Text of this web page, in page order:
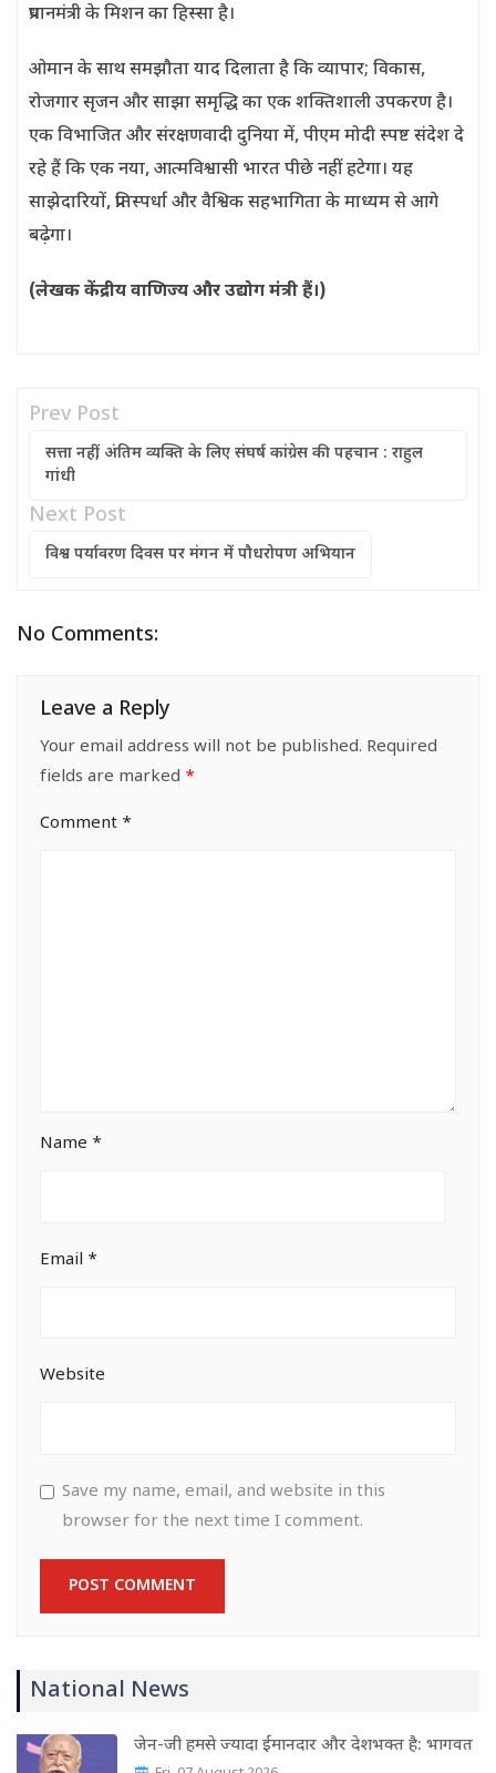
प्रधानमंत्री के मिशन का हिस्सा है।
ओमान के साथ समझौता याद दिलाता है कि व्यापार; विकास,
रोजगार सृजन और साझा समृद्धि का एक शक्तिशाली उपकरण है।
एक विभाजित और संरक्षणवादी दुनिया में, पीएम मोदी स्पष्ट संदेश दे
रहे हैं कि एक नया, आत्मविश्वासी भारत पीछे नहीं हटेगा। यह
साझेदारियों, प्रतिस्पर्धा और वैश्विक सहभागिता के माध्यम से आगे
बढ़ेगा।
(लेखक केंद्रीय वाणिज्य और उद्योग मंत्री हैं।)
Prev Post
सत्ता नहीं, अंतिम व्यक्ति के लिए संघर्ष कांग्रेस की पहचान : राहुल
गांधी
Next Post
विश्व पर्यावरण दिवस पर मंगन में पौधरोपण अभियान
No Comments:
Leave a Reply
Your email address will not be published. Required
fields are marked *
Comment *
Name *
Email *
Website
Save my name, email, and website in this
browser for the next time I comment.
National News
जेन-जी हमसे ज्यादा ईमानदार और देशभक्त है: भागवत